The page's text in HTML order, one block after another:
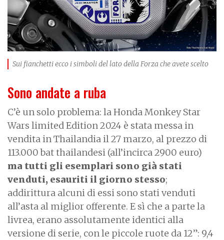
Sui fianchetti ecco i simboli del lato della Forza che avete scelto
Sono andate a ruba
C’è un solo problema: la Honda Monkey Star
Wars limited Edition 2024 è stata messa in
vendita in Thailandia il 27 marzo, al prezzo di
113.000 bat thailandesi (all’incirca 2900 euro)
ma tutti gli esemplari sono già stati
venduti, esauriti il giorno stesso;
addirittura alcuni di essi sono stati venduti
all’asta al miglior offerente. E sì che a parte la
livrea, erano assolutamente identici alla
versione di serie, con le piccole ruote da 12”: 9,4